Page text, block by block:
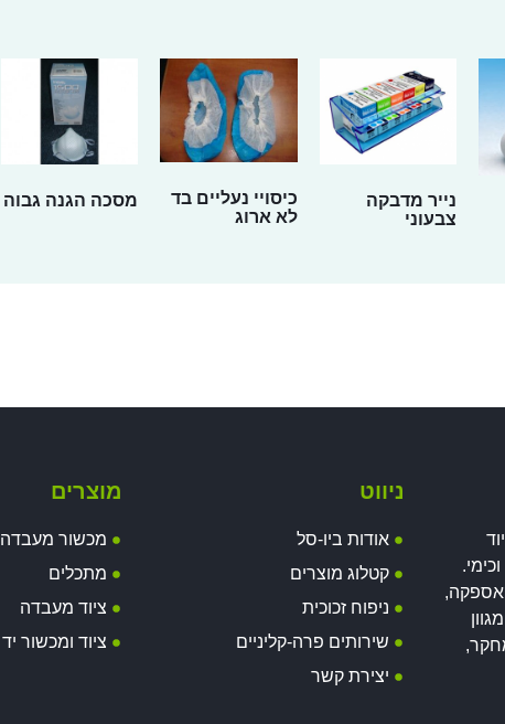
נייר מדבקה
צבעוני
כיסויי נעליים בד
לא ארוג
מסכה הגנה גבוה
ניווט
אודות ביו-סל
קטלוג מוצרים
ניפוח זכוכית
שירותים פרה-קליניים
יצירת קשר
מוצרים
מכשור מעבדה
מתכלים
ציוד מעבדה
ציוד ומכשור יד 2